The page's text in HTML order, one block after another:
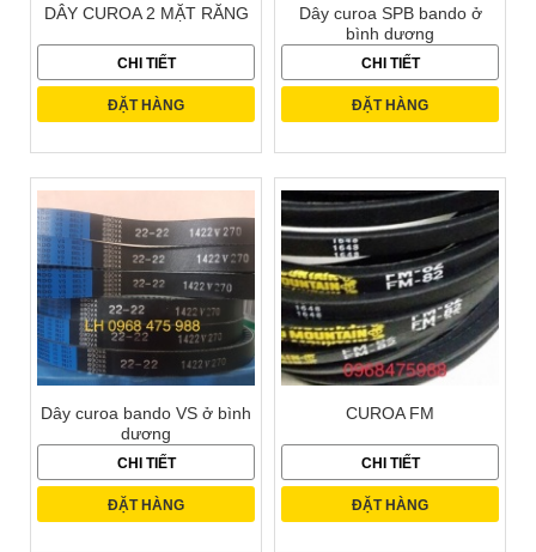
DÂY CUROA 2 MẶT RĂNG
CHI TIẾT
ĐẶT HÀNG
Dây curoa SPB bando ở
bình dương
CHI TIẾT
ĐẶT HÀNG
Dây curoa bando VS ở bình
dương
CHI TIẾT
ĐẶT HÀNG
CUROA FM
CHI TIẾT
ĐẶT HÀNG